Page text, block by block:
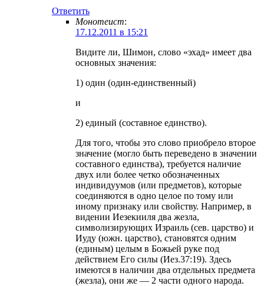
Ответить
Монотеист:
17.12.2011 в 15:21
Видите ли, Шимон, слово «эхад» имеет два
основных значения:
1) один (один-единственный)
и
2) единый (составное единство).
Для того, чтобы это слово приобрело второе
значение (могло быть переведено в значении
составного единства), требуется наличие
двух или более четко обозначенных
индивидуумов (или предметов), которые
соединяются в одно целое по тому или
иному признаку или свойству. Например, в
видении Иезекииля два жезла,
символизирующих Израиль (сев. царство) и
Иуду (южн. царство), становятся одним
(единым) целым в Божьей руке под
действием Его силы (Иез.37:19). Здесь
имеются в наличии два отдельных предмета
(жезла), они же — 2 части одного народа.